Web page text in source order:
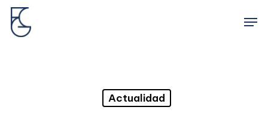
Skip
main
Actualidad